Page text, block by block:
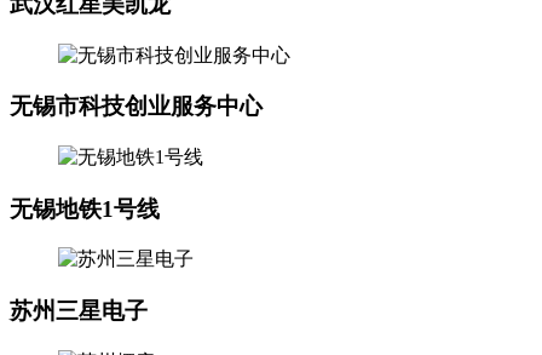
无锡市科技创业服务中心
无锡地铁1号线
苏州三星电子